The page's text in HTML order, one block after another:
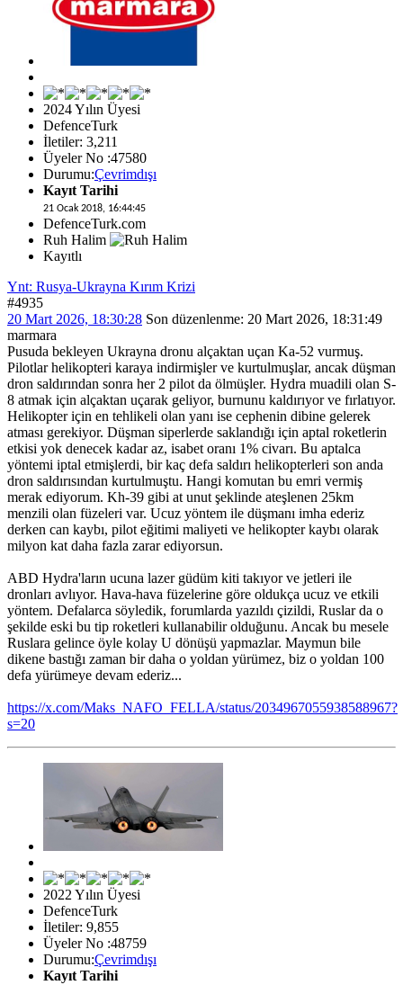
2024 Yılın Üyesi
DefenceTurk
İletiler: 3,211
Üyeler No :47580
Durumu:Çevrimdışı
Kayıt Tarihi
21 Ocak 2018, 16:44:45
DefenceTurk.com
Ruh Halim
Kayıtlı
Ynt: Rusya-Ukrayna Kırım Krizi
#4935
20 Mart 2026, 18:30:28 Son düzenlenme: 20 Mart 2026, 18:31:49
marmara
Pusuda bekleyen Ukrayna dronu alçaktan uçan Ka-52 vurmuş.
Pilotlar helikopteri karaya indirmişler ve kurtulmuşlar, ancak düşman
dron saldırından sonra her 2 pilot da ölmüşler. Hydra muadili olan S-
8 atmak için alçaktan uçarak geliyor, burnunu kaldırıyor ve fırlatıyor.
Helikopter için en tehlikeli olan yanı ise cephenin dibine gelerek
atması gerekiyor. Düşman siperlerde saklandığı için aptal roketlerin
etkisi yok denecek kadar az, isabet oranı 1% civarı. Bu aptalca
yöntemi iptal etmişlerdi, bir kaç defa saldırı helikopterleri son anda
dron saldırısından kurtulmuştu. Hangi komutan bu emri vermiş
merak ediyorum. Kh-39 gibi at unut şeklinde ateşlenen 25km
menzili olan füzeleri var. Ucuz yöntem ile düşmanı imha ederiz
derken can kaybı, pilot eğitimi maliyeti ve helikopter kaybı olarak
milyon kat daha fazla zarar ediyorsun.
ABD Hydra'ların ucuna lazer güdüm kiti takıyor ve jetleri ile
dronları avlıyor. Hava-hava füzelerine göre oldukça ucuz ve etkili
yöntem. Defalarca söyledik, forumlarda yazıldı çizildi, Ruslar da o
şekilde eski bu tip roketleri kullanabilir olduğunu. Ancak bu mesele
Ruslara gelince öyle kolay U dönüşü yapmazlar. Maymun bile
dikene bastığı zaman bir daha o yoldan yürümez, biz o yoldan 100
defa yürümeye devam ederiz...
https://x.com/Maks_NAFO_FELLA/status/2034967055938588967?
s=20
2022 Yılın Üyesi
DefenceTurk
İletiler: 9,855
Üyeler No :48759
Durumu:Çevrimdışı
Kayıt Tarihi